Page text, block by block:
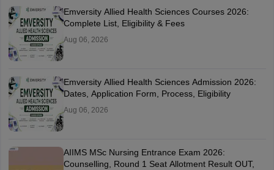
Emversity Allied Health Sciences Courses 2026:
Complete List, Eligibility & Fees
Aug 06, 2026
Emversity Allied Health Sciences Admission 2026:
Dates, Application Form, Process, Eligibility
Aug 06, 2026
AIIMS MSc Nursing Entrance Exam 2026:
Counselling, Round 1 Seat Allotment Result OUT,